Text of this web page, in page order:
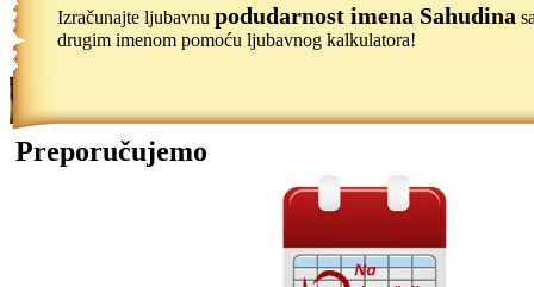
Izračunajte ljubavnu podudarnost imena Sahudina
drugim imenom pomoću ljubavnog kalkulatora!
Preporučujemo